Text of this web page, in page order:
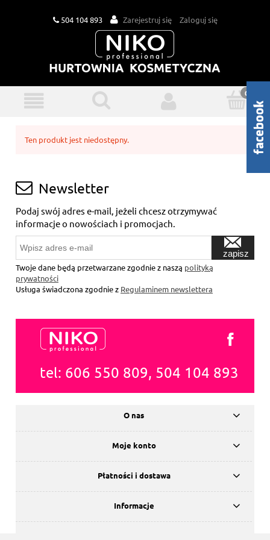
504 104 893 Zarejestruj się Zaloguj się
Ten produkt jest niedostępny.
Newsletter
Podaj swój adres e-mail, jeżeli chcesz otrzymywać
informacje o nowościach i promocjach.
zapisz
Twoje dane będą przetwarzane zgodnie z naszą polityką
prywatności
Usługa świadczona zgodnie z Regulaminem newslettera
tel: 606 550 809, 504 104 893
O nas
Moje konto
Płatności i dostawa
Informacje